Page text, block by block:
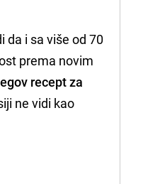
da i sa više od 70
prema novim
recept za
ne vidi kao